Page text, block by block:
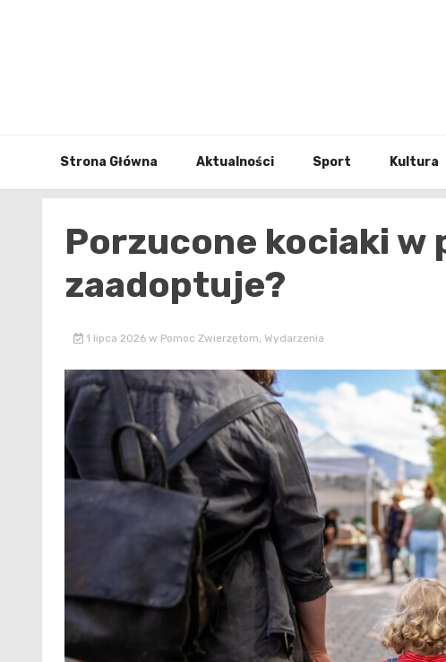
Strona Główna Aktualności Sport Kultura
Porzucone kociaki w
zaadoptuje?
1 lipca 2026 w Pomoc Zwierzętom, Wydarzenia